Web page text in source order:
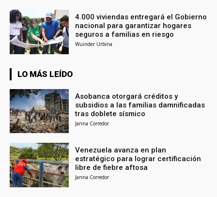
4.000 viviendas entregará el Gobierno
nacional para garantizar hogares
seguros a familias en riesgo
Wuinder Urbina
LO MÁS LEÍDO
Asobanca otorgará créditos y
subsidios a las familias damnificadas
tras doblete sísmico
Janna Corredor
Venezuela avanza en plan
estratégico para lograr certificación
libre de fiebre aftosa
Janna Corredor